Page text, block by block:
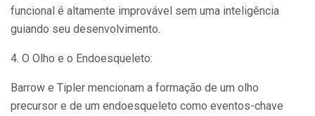
funcional é altamente improvável sem uma inteligência
guiando seu desenvolvimento.
4. O Olho e o Endoesqueleto:
Barrow e Tipler mencionam a formação de um olho
precursor e de um endoesqueleto como eventos-chave